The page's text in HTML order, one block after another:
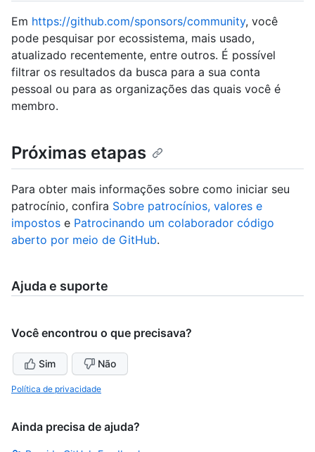
Em https://github.com/sponsors/community, você
pode pesquisar por ecossistema, mais usado,
atualizado recentemente, entre outros. É possível
filtrar os resultados da busca para a sua conta
pessoal ou para as organizações das quais você é
membro.
Próximas etapas
Para obter mais informações sobre como iniciar seu
patrocínio, confira Sobre patrocínios, valores e
impostos e Patrocinando um colaborador código
aberto por meio de GitHub.
Ajuda e suporte
Você encontrou o que precisava?
Sim Não
Política de privacidade
Ainda precisa de ajuda?